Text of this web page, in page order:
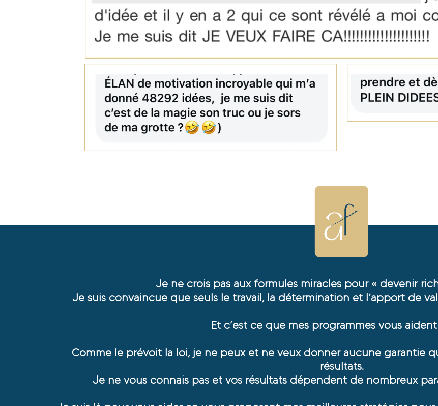
Je ne crois pas aux formules miracles pour « devenir
Je suis convaincue que seuls le travail, la détermination et l’apport de
Et c’est ce que mes programmes vous
Comme le prévoit la loi, je ne peux et ne veux donner aucune garantie
résultats.
Je ne vous connais pas et vos résultats dépendent de nombreux